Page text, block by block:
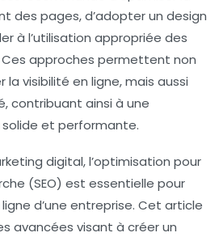
des pages, d’adopter un design
à l’utilisation appropriée des
Ces approches permettent non
la visibilité en ligne, mais aussi
contribuant ainsi à une
et performante.
digital, l’optimisation pour
(SEO) est essentielle pour
d’une entreprise. Cet article
avancées visant à créer un